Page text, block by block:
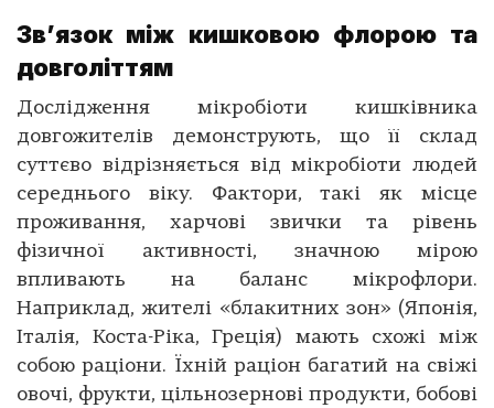
Зв’язок між кишковою флорою та
довголіттям
Дослідження мікробіоти кишківника
довгожителів демонструють, що її склад
суттєво відрізняється від мікробіоти людей
середнього віку. Фактори, такі як місце
проживання, харчові звички та рівень
фізичної активності, значною мірою
впливають на баланс мікрофлори.
Наприклад, жителі «блакитних зон» (Японія,
Італія, Коста-Ріка, Греція) мають схожі між
собою раціони. Їхній раціон багатий на свіжі
овочі, фрукти, цільнозернові продукти, бобові